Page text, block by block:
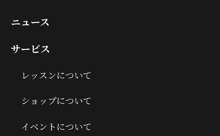
ニュース
サービス
レッスンについて
ショップについて
イベントについて